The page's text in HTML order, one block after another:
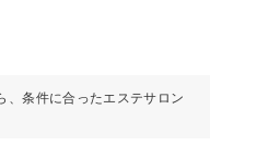
、条件に合ったエステサロン